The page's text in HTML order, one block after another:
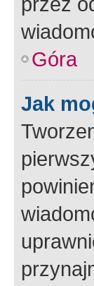
Góra
Jak